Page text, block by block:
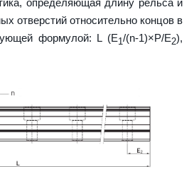
определяющая длину рельса и
отверстий относительно концов в
формулой: L (E1/(n-1)×P/E2),